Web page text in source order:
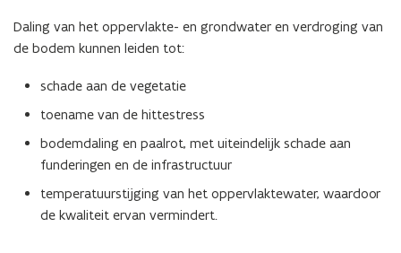
Daling van het oppervlakte- en grondwater en verdroging van
de bodem kunnen leiden tot:
schade aan de vegetatie
toename van de hittestress
bodemdaling en paalrot, met uiteindelijk schade aan
funderingen en de infrastructuur
temperatuurstijging van het oppervlaktewater, waardoor
de kwaliteit ervan vermindert.